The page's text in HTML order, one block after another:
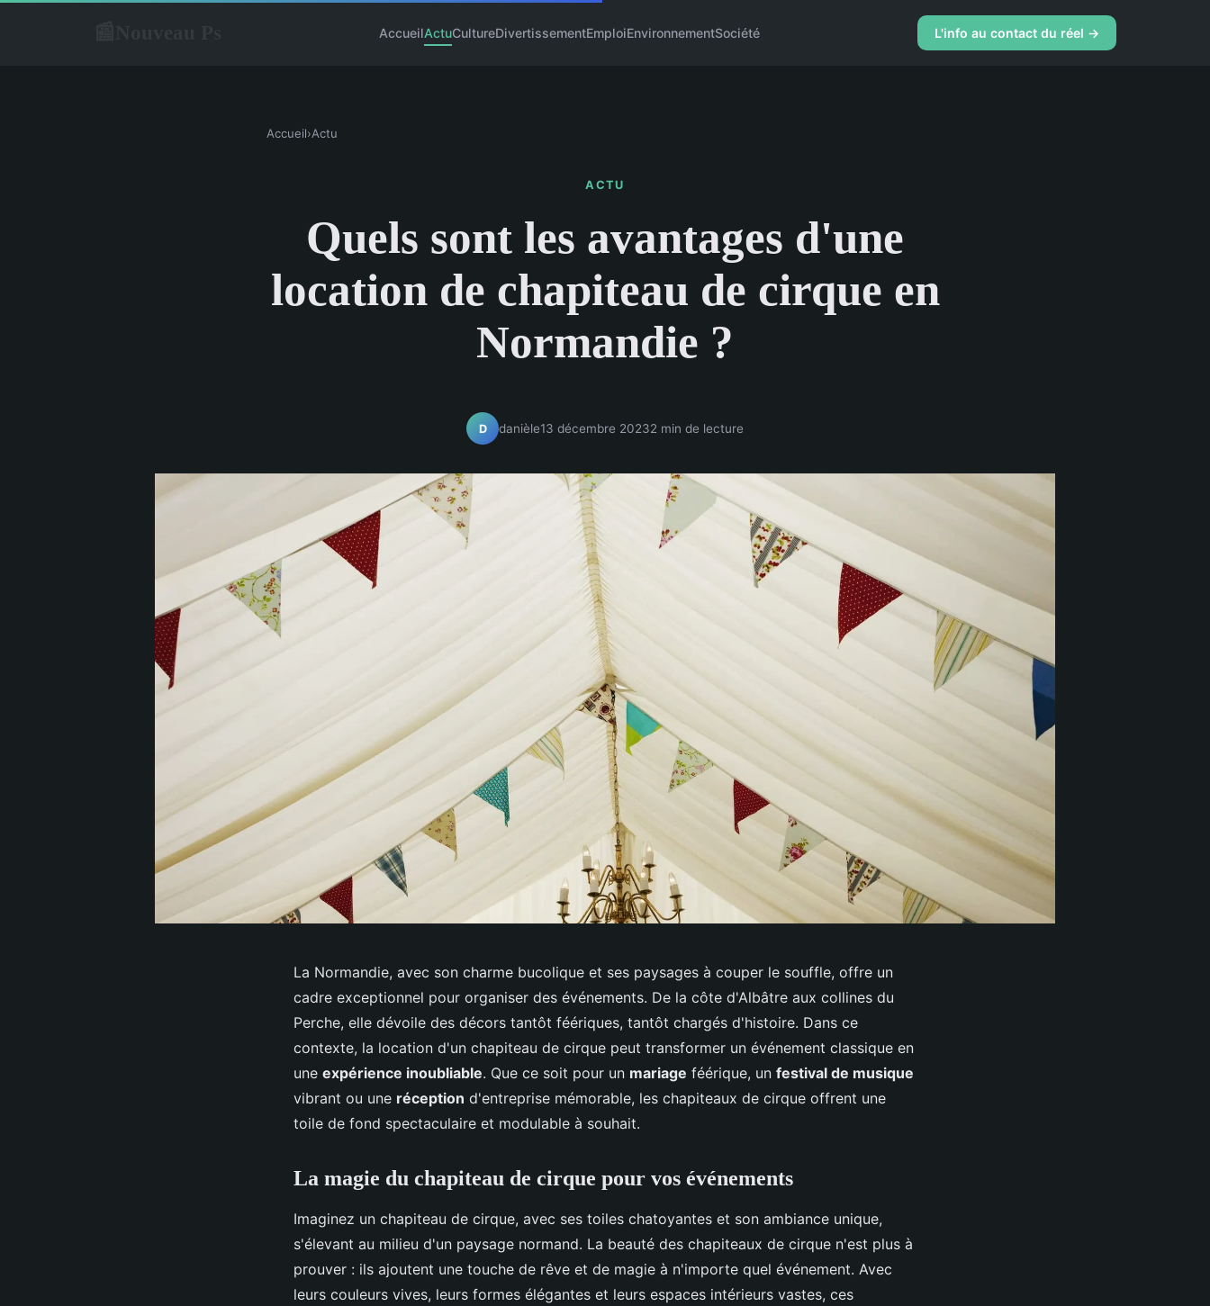
AccueilActuCultureDivertissementEmploiEnvironnementSociété L'info au contact du réel →
Accueil›Actu
ACTU
Quels sont les avantages d'une
location de chapiteau de cirque en
Normandie ?
D danièle13 décembre 20232 min de lecture
La Normandie, avec son charme bucolique et ses paysages à couper le souffle, offre un
cadre exceptionnel pour organiser des événements. De la côte d'Albâtre aux collines du
Perche, elle dévoile des décors tantôt féériques, tantôt chargés d'histoire. Dans ce
contexte, la location d'un chapiteau de cirque peut transformer un événement classique en
une expérience inoubliable. Que ce soit pour un mariage féérique, un festival de musique
vibrant ou une réception d'entreprise mémorable, les chapiteaux de cirque offrent une
toile de fond spectaculaire et modulable à souhait.
La magie du chapiteau de cirque pour vos événements
Imaginez un chapiteau de cirque, avec ses toiles chatoyantes et son ambiance unique,
s'élevant au milieu d'un paysage normand. La beauté des chapiteaux de cirque n'est plus à
prouver : ils ajoutent une touche de rêve et de magie à n'importe quel événement. Avec
leurs couleurs vives, leurs formes élégantes et leurs espaces intérieurs vastes, ces